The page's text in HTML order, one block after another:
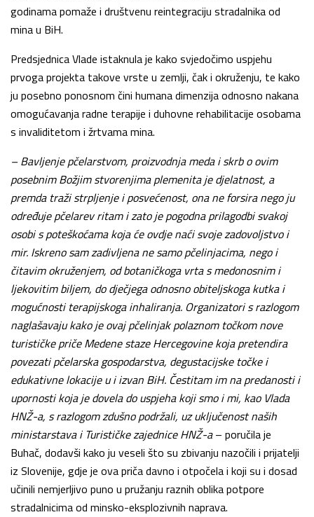
godinama pomaže i društvenu reintegraciju stradalnika od
mina u BiH.
Predsjednica Vlade istaknula je kako svjedočimo uspjehu
prvoga projekta takove vrste u zemlji, čak i okruženju, te kako
ju posebno ponosnom čini humana dimenzija odnosno nakana
omogućavanja radne terapije i duhovne rehabilitacije osobama
s invaliditetom i žrtvama mina.
– Bavljenje pčelarstvom, proizvodnja meda i skrb o ovim
posebnim Božjim stvorenjima plemenita je djelatnost, a
premda traži strpljenje i posvećenost, ona ne forsira nego ju
određuje pčelarev ritam i zato je pogodna prilagodbi svakoj
osobi s poteškoćama koja će ovdje naći svoje zadovoljstvo i
mir. Iskreno sam zadivljena ne samo pčelinjacima, nego i
čitavim okruženjem, od botaničkoga vrta s medonosnim i
ljekovitim biljem, do dječjega odnosno obiteljskoga kutka i
mogućnosti terapijskoga inhaliranja. Organizatori s razlogom
naglašavaju kako je ovaj pčelinjak polaznom točkom nove
turističke priče Medene staze Hercegovine koja pretendira
povezati pčelarska gospodarstva, degustacijske točke i
edukativne lokacije u i izvan BiH. Čestitam im na predanosti i
upornosti koja je dovela do uspjeha koji smo i mi, kao Vlada
HNŽ-a, s razlogom zdušno podržali, uz uključenost naših
ministarstava i Turističke zajednice HNŽ-a– poručila je
Buhač, dodavši kako ju veseli što su zbivanju nazočili i prijatelji
iz Slovenije, gdje je ova priča davno i otpočela i koji su i dosad
učinili nemjerljivo puno u pružanju raznih oblika potpore
stradalnicima od minsko-eksplozivnih naprava.